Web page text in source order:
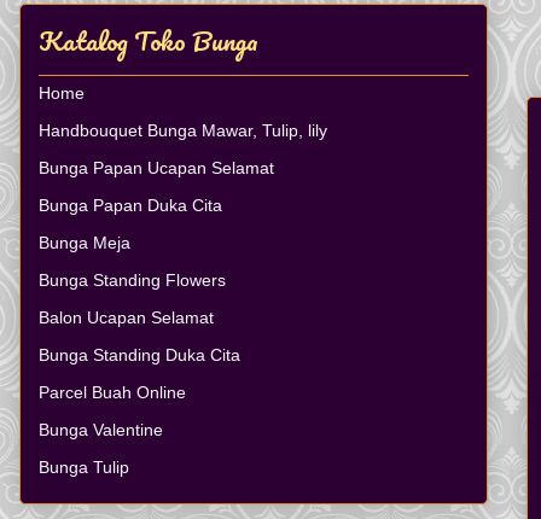
Katalog Toko Bunga
Home
Handbouquet Bunga Mawar, Tulip, lily
Bunga Papan Ucapan Selamat
Bunga Papan Duka Cita
Bunga Meja
Bunga Standing Flowers
Balon Ucapan Selamat
Bunga Standing Duka Cita
Parcel Buah Online
Bunga Valentine
Bunga Tulip